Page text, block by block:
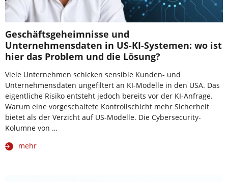
Geschäftsgeheimnisse und
Unternehmensdaten in US-KI-Systemen: wo ist
hier das Problem und die Lösung?
Viele Unternehmen schicken sensible Kunden- und
Unternehmensdaten ungefiltert an KI-Modelle in den USA. Das
eigentliche Risiko entsteht jedoch bereits vor der KI-Anfrage.
Warum eine vorgeschaltete Kontrollschicht mehr Sicherheit
bietet als der Verzicht auf US-Modelle. Die Cybersecurity-
Kolumne von …
mehr